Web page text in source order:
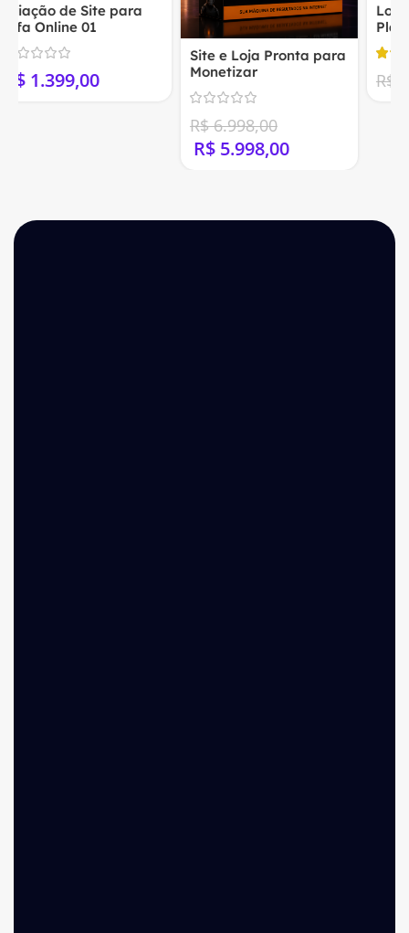
Contrate no WhatsApp
Site e Loja Pronta para
Monetizar
Loja Virtual Pronta na
Plataforma Shopify
R$999,00 799,00